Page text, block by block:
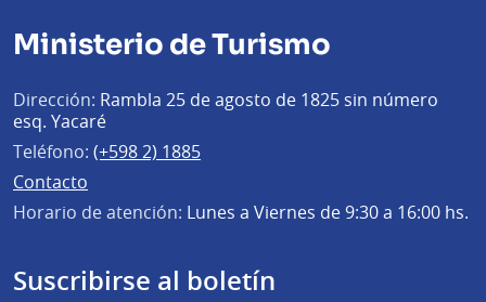
Ministerio de Turismo
Dirección: Rambla 25 de agosto de 1825 sin número
esq. Yacaré
Teléfono: (+598 2) 1885
Contacto
Horario de atención: Lunes a Viernes de 9:30 a 16:00 hs.
Suscribirse al boletín